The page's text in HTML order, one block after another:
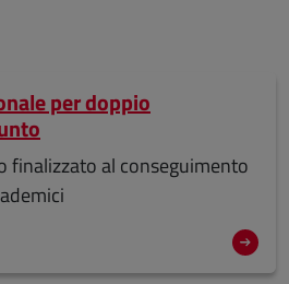
per doppio
finalizzato al conseguimento